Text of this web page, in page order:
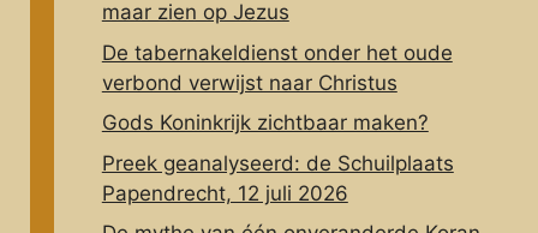
maar zien op Jezus
De tabernakeldienst onder het oude
verbond verwijst naar Christus
Gods Koninkrijk zichtbaar maken?
Preek geanalyseerd: de Schuilplaats
Papendrecht, 12 juli 2026